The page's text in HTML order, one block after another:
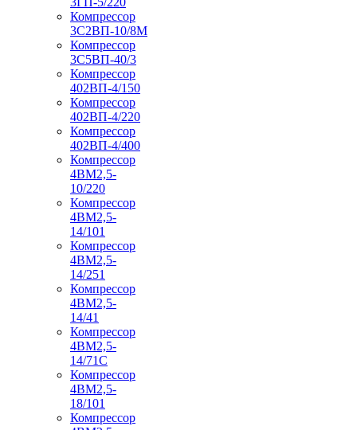
Компрессор
3С2ВП-10/8М
Компрессор
3С5ВП-40/3
Компрессор
402ВП-4/150
Компрессор
402ВП-4/220
Компрессор
402ВП-4/400
Компрессор
4ВМ2,5-
10/220
Компрессор
4ВМ2,5-
14/101
Компрессор
4ВМ2,5-
14/251
Компрессор
4ВМ2,5-
14/41
Компрессор
4ВМ2,5-
14/71C
Компрессор
4ВМ2,5-
18/101
Компрессор